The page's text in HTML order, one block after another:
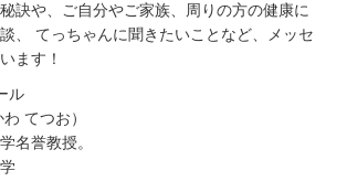
訣や、ご自分やご家族、周りの方の健康に
、 てっちゃんに聞きたいことなど、メッセ
ます！
ル
てつお）
名誉教授。